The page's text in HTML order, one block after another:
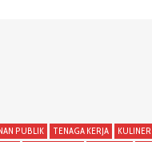
PUBLIK TENAGA KERJA KULINER